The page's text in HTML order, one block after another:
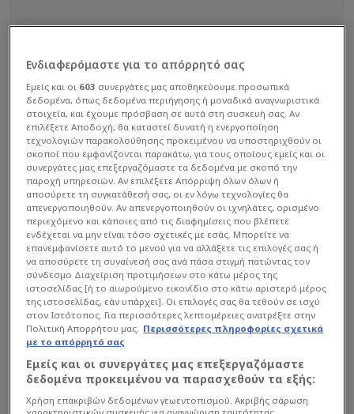
Ενδιαφερόμαστε για το απόρρητό σας
Εμείς και οι 603 συνεργάτες μας αποθηκεύουμε προσωπικά
δεδομένα, όπως δεδομένα περιήγησης ή μοναδικά αναγνωριστικά
στοιχεία, και έχουμε πρόσβαση σε αυτά στη συσκευή σας. Αν
επιλέξετε Αποδοχή, θα καταστεί δυνατή η ενεργοποίηση
τεχνολογιών παρακολούθησης προκειμένου να υποστηριχθούν οι
σκοποί που εμφανίζονται παρακάτω, για τους οποίους εμείς και οι
συνεργάτες μας επεξεργαζόμαστε τα δεδομένα με σκοπό την
παροχή υπηρεσιών. Αν επιλέξετε Απόρριψη όλων όλων ή
αποσύρετε τη συγκατάθεσή σας, οι εν λόγω τεχνολογίες θα
απενεργοποιηθούν. Αν απενεργοποιηθούν οι ιχνηλάτες, ορισμένο
περιεχόμενο και κάποιες από τις διαφημίσεις που βλέπετε
ενδέχεται να μην είναι τόσο σχετικές με εσάς. Μπορείτε να
επανεμφανίσετε αυτό το μενού για να αλλάξετε τις επιλογές σας ή
να αποσύρετε τη συναίνεσή σας ανά πάσα στιγμή πατώντας τον
σύνδεσμο Διαχείριση προτιμήσεων στο κάτω μέρος της
ιστοσελίδας [ή το αιωρούμενο εικονίδιο στο κάτω αριστερό μέρος
της ιστοσελίδας, εάν υπάρχει]. Οι επιλογές σας θα τεθούν σε ισχύ
στον Ιστότοπος. Για περισσότερες λεπτομέρειες ανατρέξτε στην
Πολιτική Απορρήτου μας. Περισσότερες πληροφορίες σχετικά
με το απόρρητό σας
Εμείς και οι συνεργάτες μας επεξεργαζόμαστε
δεδομένα προκειμένου να παρασχεθούν τα εξής:
Χρήση επακριβών δεδομένων γεωεντοπισμού. Ακριβής σάρωση